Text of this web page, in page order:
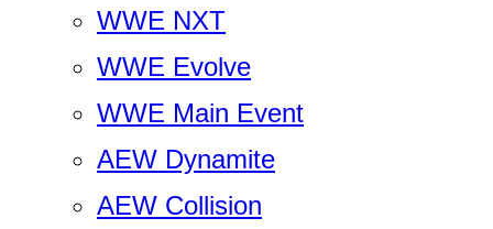
WWE NXT
WWE Evolve
WWE Main Event
AEW Dynamite
AEW Collision